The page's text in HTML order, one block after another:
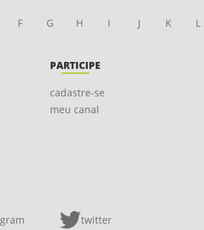
F G H I J K L
PARTICIPE
cadastre-se
meu canal
twitter